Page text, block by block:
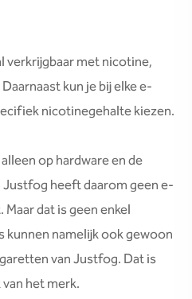
verkrijgbaar met nicotine,
kun je bij elke e-
nicotinegehalte kiezen.
op hardware en de
heeft daarom geen e-
dat is geen enkel
namelijk ook gewoon
van Justfog. Dat is
het merk.